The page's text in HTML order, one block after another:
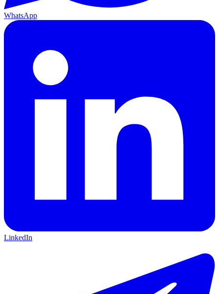
WhatsApp
LinkedIn